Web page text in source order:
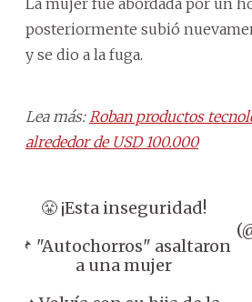
posteriormente subió
y se dio a la fuga.
Lea más: Roban productos
alrededor de USD 100.000
😤 ¡Esta inseguridad!
📌 "Autochorros" asaltaron
a una mujer